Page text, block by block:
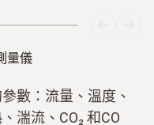
量儀
數：流量、溫度、
湍流、CO₂ 和CO